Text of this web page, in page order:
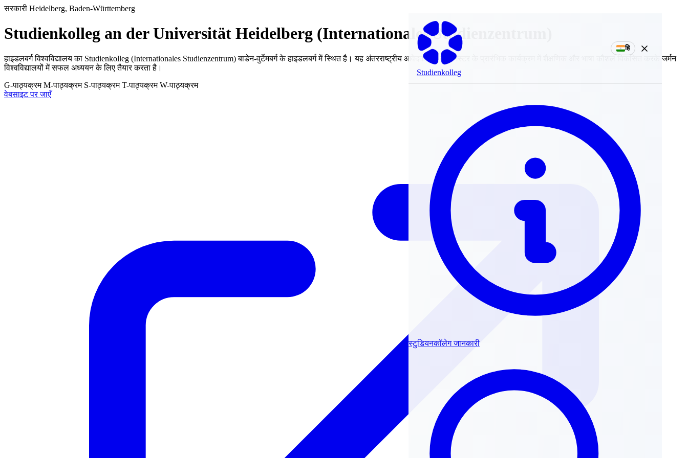
Studienkolleg
हि
स्टुडियनकॉलेग जानकारी
सरकारी Heidelberg, Baden-Württemberg
Studienkolleg an der Universität Heidelberg (Internationales Studienzentrum)
हाइडलबर्ग विश्वविद्यालय का Studienkolleg (Internationales Studienzentrum) बाडेन-वुर्टेमबर्ग के हाइडलबर्ग में स्थित है। यह अंतरराष्ट्रीय आवेदकों को दो सेमेस्टर के प्रारंभिक कार्यक्रम में शैक्षणिक और भाषा कौशल विकसित करके जर्मन
विश्वविद्यालयों में सफल अध्ययन के लिए तैयार करता है।
G-पाठ्यक्रमM-पाठ्यक्रम S-पाठ्यक्रमT-पाठ्यक्रमW-पाठ्यक्रम
वेबसाइट पर जाएँ